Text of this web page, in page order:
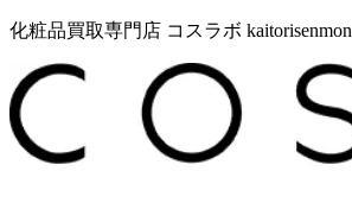
化粧品買取専門店 コスラボ kaitorisenmon